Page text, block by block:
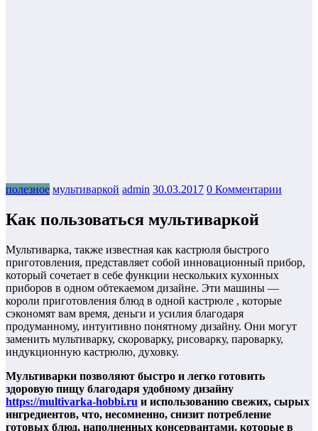
полезное мультиваркой admin 30.03.2017 0 Комментарии
Как пользоваться мультиваркой
Мультиварка, также известная как кастрюля быстрого
приготовления, представляет собой инновационный прибор,
который сочетает в себе функции нескольких кухонных
приборов в одном обтекаемом дизайне. Эти машины —
короли приготовления блюд в одной кастрюле , которые
сэкономят вам время, деньги и усилия благодаря
продуманному, интуитивно понятному дизайну. Они могут
заменить мультиварку, скороварку, рисоварку, пароварку,
индукционную кастрюлю, духовку.
Мультиварки позволяют быстро и легко готовить
здоровую пищу благодаря удобному дизайну
https://multivarka-hobbi.ru и использованию свежих, сырых
ингредиентов, что, несомненно, снизит потребление
готовых блюд, наполненных консервантами, которые в